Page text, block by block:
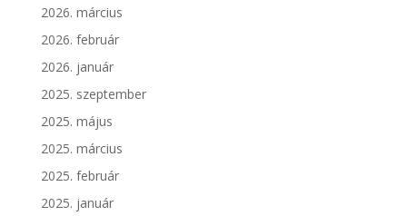
2026. március
2026. február
2026. január
2025. szeptember
2025. május
2025. március
2025. február
2025. január